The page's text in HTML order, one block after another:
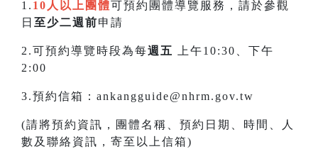
1. 10人以上團體可預約團體導覽服務，請於參觀
日 至少二週前申請
2.可預約導覽時段為每週五
上午10:30、下午
2:00
3.預約信箱：ankangguide@nhrm.gov.tw
(請將預約資訊，團體名稱、預約日期、時間、人
數及聯絡資訊，寄至以上信箱)